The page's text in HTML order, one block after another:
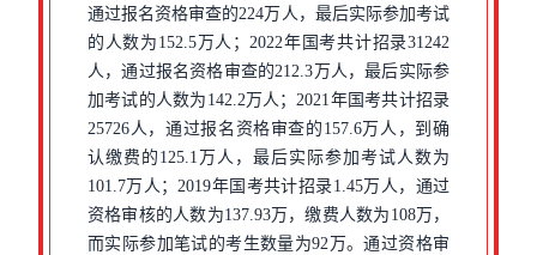
通过报名资格审查的224万人，最后实际参加考试
的人数为152.5万人；2022年国考共计招录31242
人，通过报名资格审查的212.3万人，最后实际参
加考试的人数为142.2万人；2021年国考共计招录
25726人，通过报名资格审查的157.6万人，到确
认缴费的125.1万人，最后实际参加考试人数为
101.7万人；2019年国考共计招录1.45万人，通过
资格审核的人数为137.93万，缴费人数为108万，
而实际参加笔试的考生数量为92万。通过资格审